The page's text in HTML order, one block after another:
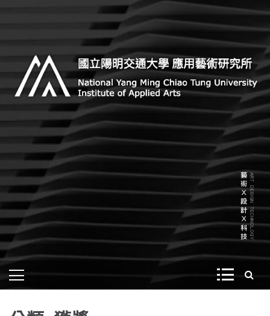
國立陽明交通大學 應用藝術研
究所
Institute of Applied Arts, National Yang Ming Chiao